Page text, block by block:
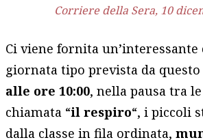
Corriere della Sera, 10
Ci viene fornita un’interessante
giornata tipo prevista da
alle ore 10:00, nella pausa tra
chiamata “il respiro“, i piccoli
dalla classe in fila ordinata,